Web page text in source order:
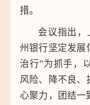
措。
会议指出，
州银行坚定发展
治行”为抓手，
风险、降不良、
心聚力，团结一